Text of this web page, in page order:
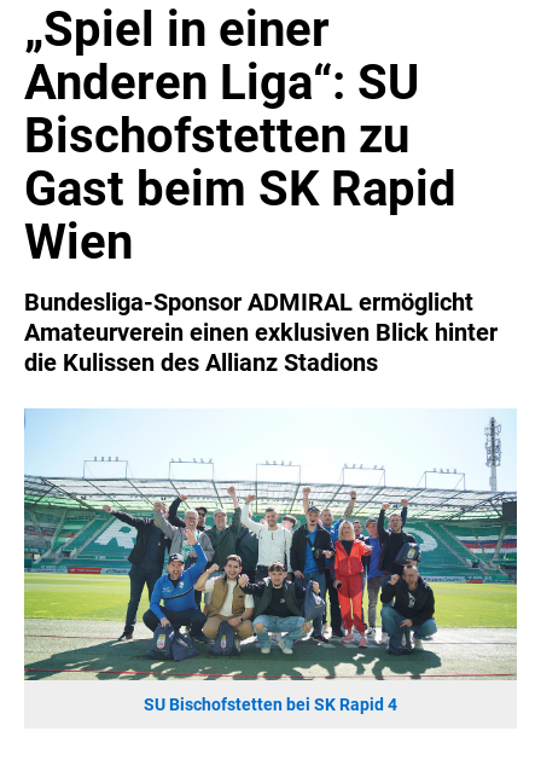
COCA-COLA
COCA-COLA HBC ÖSTERREICH
RÖMERQUELLE
ÖSTERREICHISCHE SPORTHILFE
KESCH
BARFLY'S CLUB
SPORTS MEDIA AUSTRIA
RECYCLEMICH-INITIATIVE
HANNERSBERG
WILHELM-EXNER-MEDAILLEN STIFTUNG
ADMIRAL SPORTWETTEN
EWP RECYCLING PFAND ÖSTERREICH
ANNEMARIE CHARITY
IMPERIAL MARKETS
TRÄGERVEREIN EINWEGPFAND
SPECIAL OLYMPICS ÖSTERREICH
„Spiel in einer
Anderen Liga“: SU
Bischofstetten zu
Gast beim SK Rapid
Wien
Bundesliga-Sponsor ADMIRAL ermöglicht
Amateurverein einen exklusiven Blick hinter
die Kulissen des Allianz Stadions
SU Bischofstetten bei SK Rapid 4